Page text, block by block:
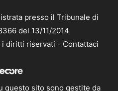
presso il Tribunale di
del 13/11/2014
diritti riservati - Contattaci
questo sito sono gestite da